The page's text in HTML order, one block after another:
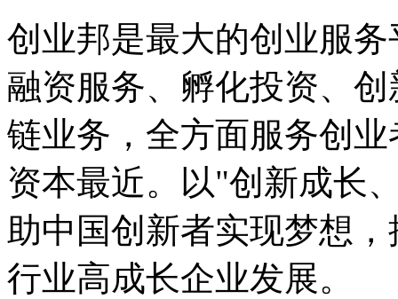
创业邦是最大的创业服
融资服务、孵化投资、
链业务，全方面服务创
资本最近。以"创新成长
助中国创新者实现梦想
行业高成长企业发展。